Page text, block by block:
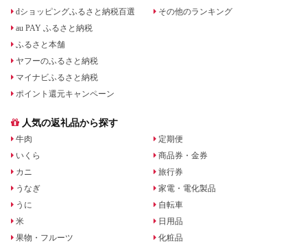
dショッピングふるさと納税百選
au PAY ふるさと納税
ふるさと本舗
ヤフーのふるさと納税
マイナビふるさと納税
ポイント還元キャンペーン
その他のランキング
人気の返礼品から探す
牛肉
いくら
カニ
うなぎ
うに
米
果物・フルーツ
定期便
商品券・金券
旅行券
家電・電化製品
自転車
日用品
化粧品